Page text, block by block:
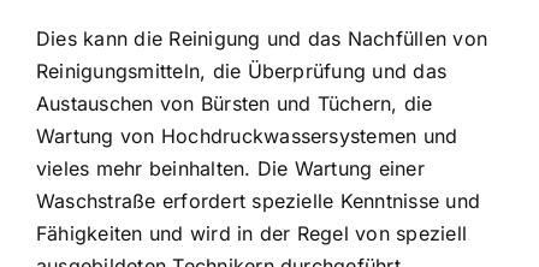
Dies kann die Reinigung und das Nachfüllen von
Reinigungsmitteln, die Überprüfung und das
Austauschen von Bürsten und Tüchern, die
Wartung von Hochdruckwassersystemen und
vieles mehr beinhalten. Die Wartung einer
Waschstraße erfordert spezielle Kenntnisse und
Fähigkeiten und wird in der Regel von speziell